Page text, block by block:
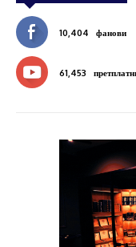
10,404 фанови
61,453